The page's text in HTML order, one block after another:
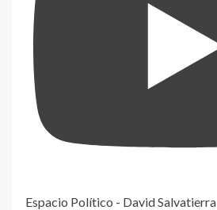
Espacio Político - David Salvatierra